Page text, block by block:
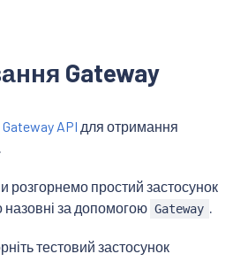
Gateway
Gateway API для отримання
розгорнемо простий застосунок
назовні за допомогою Gateway .
тестовий застосунок